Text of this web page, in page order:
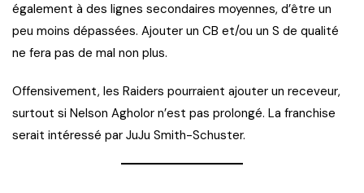
également à des lignes secondaires moyennes, d’être un
peu moins dépassées. Ajouter un CB et/ou un S de qualité
ne fera pas de mal non plus.
Offensivement, les Raiders pourraient ajouter un receveur,
surtout si Nelson Agholor n’est pas prolongé. La franchise
serait intéressé par JuJu Smith-Schuster.